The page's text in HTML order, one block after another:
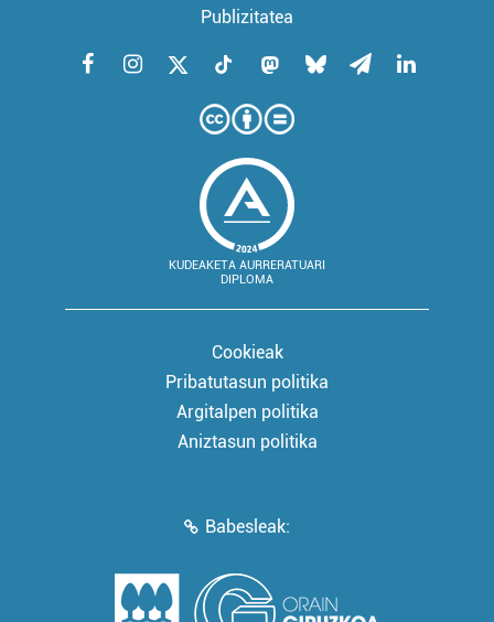
Publizitatea
KUDEAKETA AURRERATUARI
DIPLOMA
Cookieak
Pribatutasun politika
Argitalpen politika
Aniztasun politika
Babesleak: